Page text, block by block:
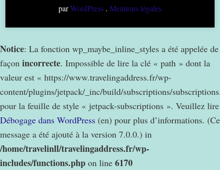
parWordPress . Mentions légales
Notice: La fonction wp_maybe_inline_styles a été appelée de
façon incorrecte. Impossible de lire la clé « path » dont la
valeur est « https://www.travelingaddress.fr/wp-
content/plugins/jetpack/_inc/build/subscriptions/
pour la feuille de style « jetpack-subscriptions ». Veuillez lire
Débogage dans WordPress (en) pour plus d’informations. (Ce
message a été ajouté à la version 7.0.0.) in
/home/travelinll/travelingaddress.fr/wp-
includes/functions.php on line 6170